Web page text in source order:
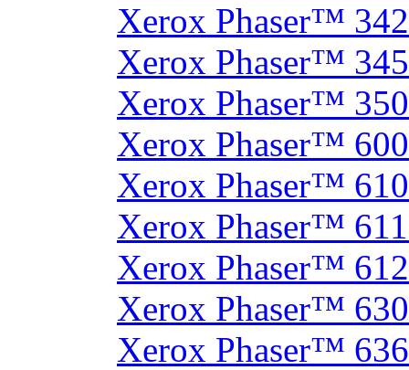
Xerox Phaser™
Xerox Phaser™
Xerox Phaser™
Xerox Phaser™
Xerox Phaser™
Xerox Phaser™
Xerox Phaser™
Xerox Phaser™
Xerox Phaser™